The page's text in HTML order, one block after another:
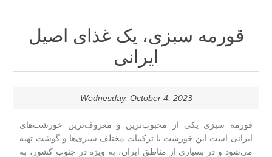
قورمه سبزی، یک غذای اصیل
ایرانی
Wednesday, October 4, 2023
قورمه سبزی یکی از محبوب‌ترین و معروف‌ترین خورشت‌های
ایرانی است.این خورشت با ترکیبات مختلف سبزی‌ها و گوشت تهیه
می‌شود و در بسیاری از مناطق ایران، به ویژه در جنوب کشور، به